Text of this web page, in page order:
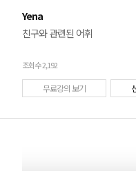
Yena
친구와 관련된 어휘
조회수 2,192
무료강의 보기